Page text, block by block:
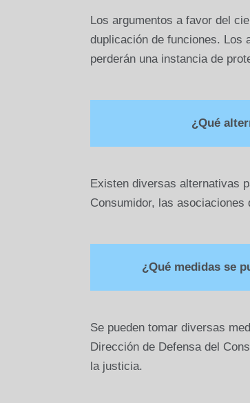
Los argumentos a favor del
duplicación de funciones. Los
perderán una instancia de
¿Qué
Existen diversas alternativas
Consumidor, las
¿Qué medidas se
Se pueden tomar diversas
Dirección de Defensa del
la justicia.